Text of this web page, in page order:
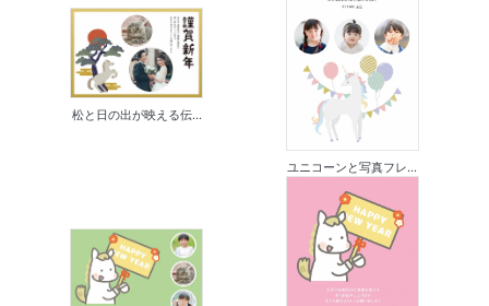
松と日の出が映える伝...
ユニコーンと写真フレ...